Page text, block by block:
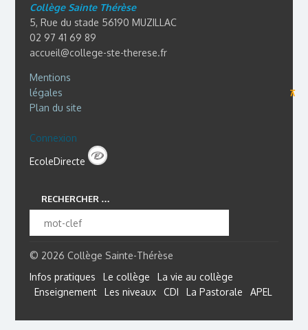
Collège Sainte Thérèse
5, Rue du stade 56190 MUZILLAC
02 97 41 69 89
accueil@college-ste-therese.fr
Mentions
légales
⊼
Plan du site
Connexion
EcoleDirecte
RECHERCHER …
© 2026 Collège Sainte-Thérèse
Infos pratiques
Le collège
La vie au collège
Enseignement
Les niveaux CDI La Pastorale APEL